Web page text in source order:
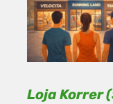
Loja Korrer